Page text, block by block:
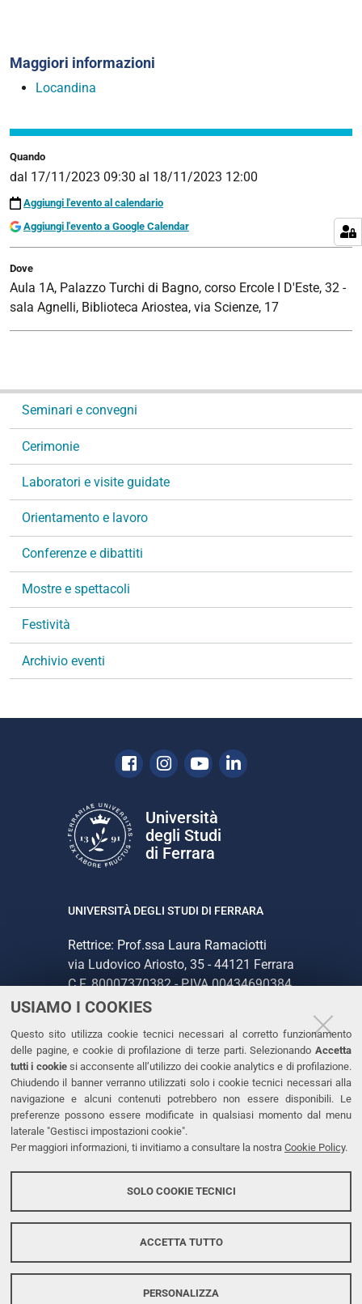
USIAMO I COOKIES
Questo sito utilizza cookie tecnici necessari al corretto funzionamento
delle pagine, e cookie di profilazione di terze parti. Selezionando Accetta
tutti i cookiesi acconsente all’utilizzo dei cookie analytics e di profilazione.
Chiudendo il banner verranno utilizzati solo i cookie tecnici necessari alla
navigazione e alcuni contenuti potrebbero non essere disponibili. Le
preferenze possono essere modificate in qualsiasi momento dal menu
laterale "Gestisci impostazioni cookie".
Per maggiori informazioni, ti invitiamo a consultare la nostra Cookie Policy.
SOLO COOKIE TECNICI
ACCETTA TUTTO
PERSONALIZZA
docenti,
eredità"
11-
2023-
18T12:00:00+01:00
Quando
dal 17/11/2023 09:30 al 18/11/2023 12:00
Aggiungi l'evento al calendario
Aggiungi l'evento a Google Calendar
Dove
Aula 1A, Palazzo Turchi di Bagno, corso Ercole I D'Este, 32 -
sala Agnelli, Biblioteca Ariostea, via Scienze, 17
Maggiori informazioni
Locandina
a
i
n
Seminari e convegni
Cerimonie
Laboratori e visite guidate
Orientamento e lavoro
Conferenze e dibattiti
Mostre e spettacoli
Festività
Archivio eventi
Facebook
Instagram
YoutubeLinkedin
Università
degli Studi
di Ferrara
UNIVERSITÀ DEGLI STUDI DI FERRARA
Rettrice: Prof.ssa Laura Ramaciotti
via Ludovico Ariosto, 35 - 44121 Ferrara
C.F. 80007370382 - P.IVA 00434690384
CONTATTI
Tel. +39 0532 293111
Fax. +39 0532 293031
PEC
LINKS
Accessibilità
Protezione dati personali